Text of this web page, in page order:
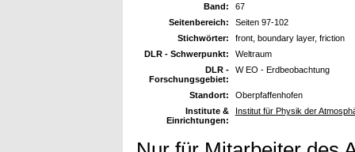
Band:
67
Seitenbereich:
Seiten 97-102
Stichwörter:
front, boundary layer, friction
DLR - Schwerpunkt:
Weltraum
DLR -
Forschungsgebiet:
W EO - Erdbeobachtung
Standort:
Oberpfaffenhofen
Institute &
Einrichtungen:
Institut für Physik der